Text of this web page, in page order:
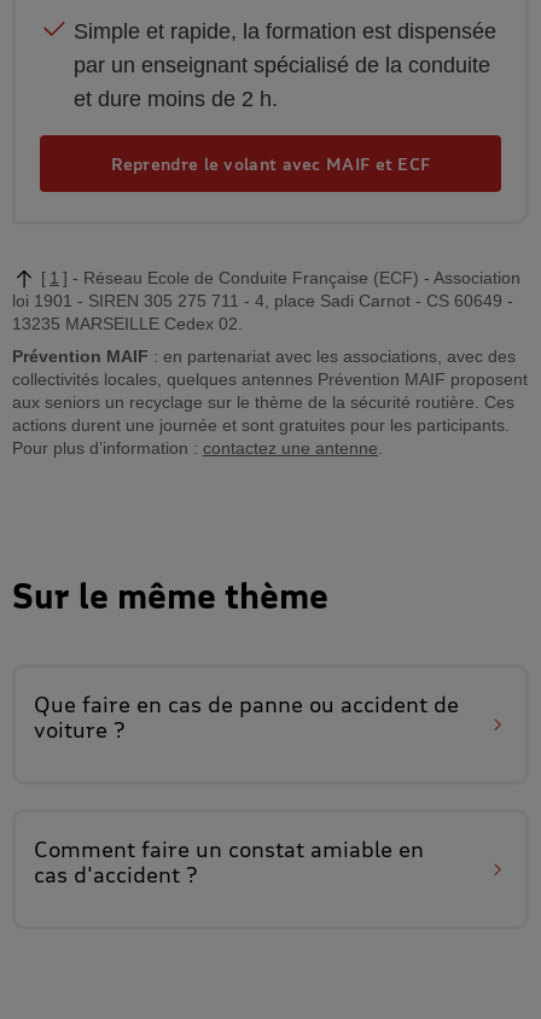
Simple et rapide, la formation est dispensée
par un enseignant spécialisé de la conduite
et dure moins de 2 h.
Reprendre le volant avec MAIF et ECF
1
Réseau Ecole de Conduite Française (ECF) - Association
loi 1901 - SIREN 305 275 711 - 4, place Sadi Carnot - CS 60649 -
13235 MARSEILLE Cedex 02.
Prévention MAIF : en partenariat avec les associations, avec des
collectivités locales, quelques antennes Prévention MAIF proposent
aux seniors un recyclage sur le thème de la sécurité routière. Ces
actions durent une journée et sont gratuites pour les participants.
Pour plus d’information : contactez une antenne.
Sur le même thème
Que faire en cas de panne ou accident de
voiture ?
Comment faire un constat amiable en
cas d'accident ?